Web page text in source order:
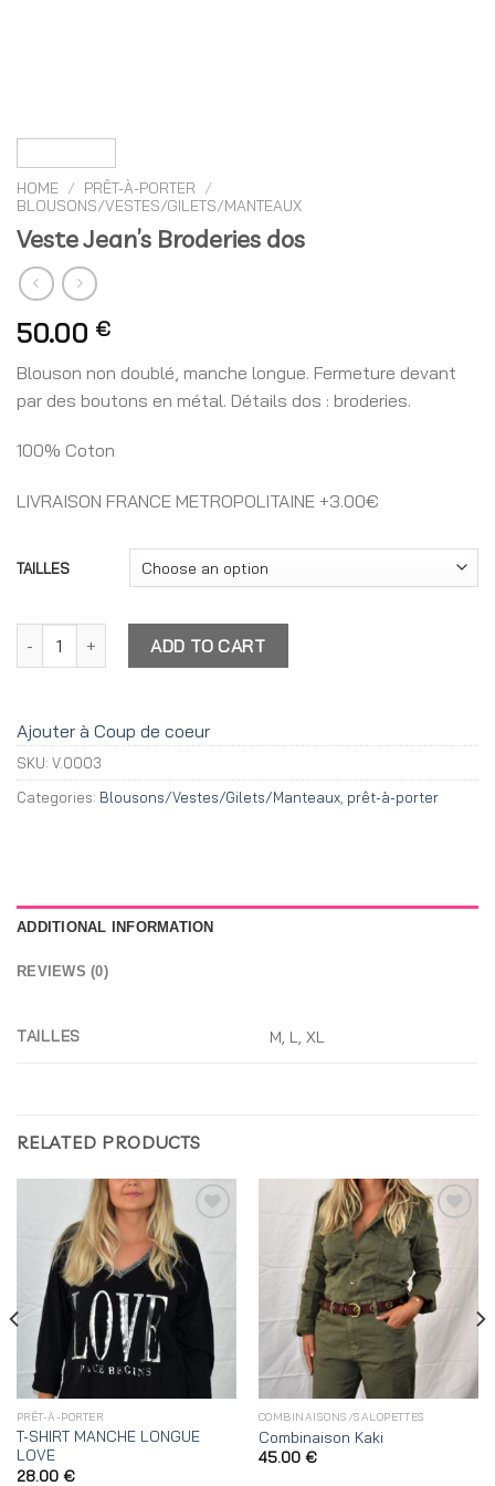
HOME / PRÊT-À-PORTER /
BLOUSONS/VESTES/GILETS/MANTEAUX
Veste Jean’s Broderies dos
50.00 €
Blouson non doublé, manche longue. Fermeture devant
par des boutons en métal. Détails dos : broderies.
100% Coton
LIVRAISON FRANCE METROPOLITAINE +3.00€
TAILLES
Veste Jean's Broderies dos quantity
ADD TO CART
Ajouter à Coup de coeur
SKU: V.0003
Categories: Blousons/Vestes/Gilets/Manteaux prêt-à-porter
ADDITIONAL INFORMATION
REVIEWS (0)
TAILLES M, L, XL
RELATED PRODUCTS
Ajouter
Coup
de
coeur
PRÊT-À-PORTER
T-SHIRT MANCHE LONGUE
LOVE
28.00 €
Ajouter
Coup
de
coeur
COMBINAISONS/SALOPETTES
Combinaison Kaki
45.00 €